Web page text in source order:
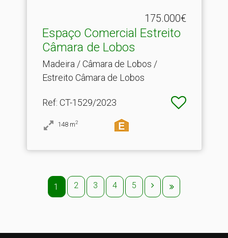
175.000€
Espaço Comercial Estreito
Câmara de Lobos
Madeira / Câmara de Lobos /
Estreito Câmara de Lobos
Ref: CT-1529/2023
148 m2
1 2 3 4 5